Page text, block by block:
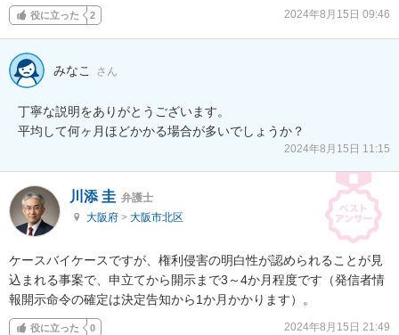
役に立った 2 2024年8月15日 09:46
みなこ さん
丁寧な説明をありがとうございます。
平均して何ヶ月ほどかかる場合が多いでしょうか？
2024年8月15日 11:15
川添 圭 弁護士
大阪府 > 大阪市北区
ケースバイケースですが、権利侵害の明白性が認められることが見
込まれる事案で、申立てから開示まで3～4か月程度です（発信者情
報開示命令の確定は決定告知から1か月かかります）。
役に立った 0 2024年8月15日 21:49